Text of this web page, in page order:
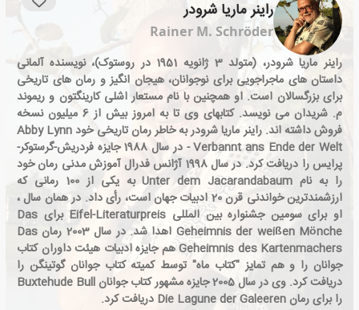
راینر ماریا شرودر
Rainer M. Schröder
راینر ماریا شرودر، (متولد 3 ژانویه 1951 در روستوک)، نویسنده آلمانی
داستان های ماجراجویی برای نوجوانان، هیجان انگیز و رمان های تاریخی
برای بزرگسالان است. او همچنین با نام مستعار اشلی کارینگتون و ریموند
م. شریدان می نویسد. کتابهای وی تا به امروز بیش از 6 میلیون نسخه
فروش داشته اند. راینر ماریا شرودر به خاطر رمان تاریخی خود Abby Lynn
- Verbannt ans Ende der Welt در سال 1988 جایزه فردریش-گرستوکر-
پرایس را دریافت کرد. در سال 1998 آژانس فدرال آموزش مدنی رمان خود
را به نام Unter dem Jacarandabaum به یکی از 100 رمانی که
ارزشمندترین خواندنی قرن 20 ادبیات جهان است، رأی داد. در همان سال ،
او برای سومین جشنواره بین المللی Eifel-Literaturpreis برای Das
Geheimnis der weißen Mönche اهدا شد. در سال 2003 رمان Das
Geheimnis des Kartenmachers هم جایزه ادبیات هیئت داوران کتاب
جوانان را و هم تمایز "کتاب ماه" توسط کمیته کتاب جوانان گوتینگن را
دریافت کرد. وی در سال 2005 جایزه مشهور کتاب جوانان Buxtehude Bull
را برای رمان Die Lagune der Galeeren دریافت کرد.